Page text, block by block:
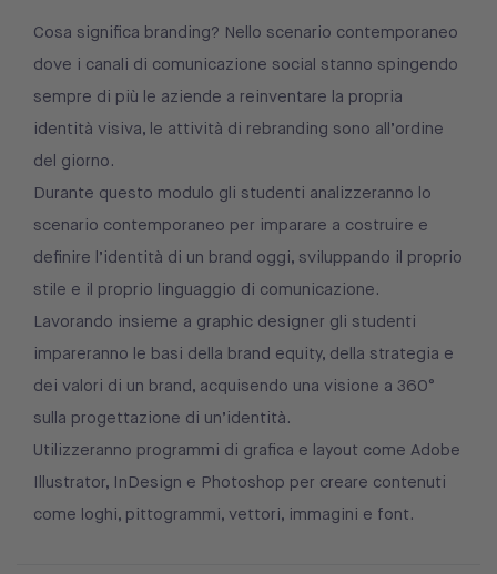
Cosa significa branding? Nello scenario contemporaneo
dove i canali di comunicazione social stanno spingendo
sempre di più le aziende a reinventare la propria
identità visiva, le attività di rebranding sono all’ordine
del giorno.
Durante questo modulo gli studenti analizzeranno lo
scenario contemporaneo per imparare a costruire e
definire l’identità di un brand oggi, sviluppando il proprio
stile e il proprio linguaggio di comunicazione.
Lavorando insieme a graphic designer gli studenti
impareranno le basi della brand equity, della strategia e
dei valori di un brand, acquisendo una visione a 360°
sulla progettazione di un’identità.
Utilizzeranno programmi di grafica e layout come Adobe
Illustrator, InDesign e Photoshop per creare contenuti
come loghi, pittogrammi, vettori, immagini e font.